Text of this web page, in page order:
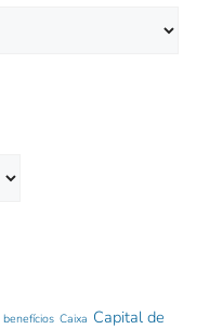
benefícios Caixa Capital de